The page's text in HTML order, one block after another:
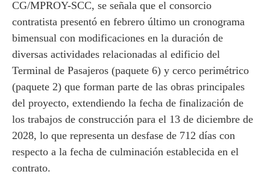
CG/MPROY-SCC, se señala que el consorcio
contratista presentó en febrero último un cronograma
bimensual con modificaciones en la duración de
diversas actividades relacionadas al edificio del
Terminal de Pasajeros (paquete 6) y cerco perimétrico
(paquete 2) que forman parte de las obras principales
del proyecto, extendiendo la fecha de finalización de
los trabajos de construcción para el 13 de diciembre de
2028, lo que representa un desfase de 712 días con
respecto a la fecha de culminación establecida en el
contrato.